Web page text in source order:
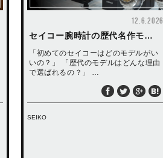
12.6.2026
セイコー腕時計の歴代名作モ…
「初めてのセイコーはどのモデルがい
いの？」 「歴代のモデルはどんな理由
で選ばれるの？」 …
SEIKO